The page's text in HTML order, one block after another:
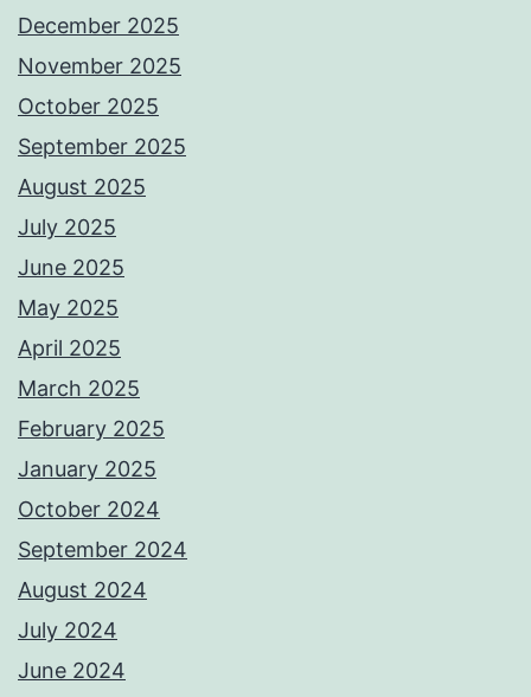
December 2025
November 2025
October 2025
September 2025
August 2025
July 2025
June 2025
May 2025
April 2025
March 2025
February 2025
January 2025
October 2024
September 2024
August 2024
July 2024
June 2024